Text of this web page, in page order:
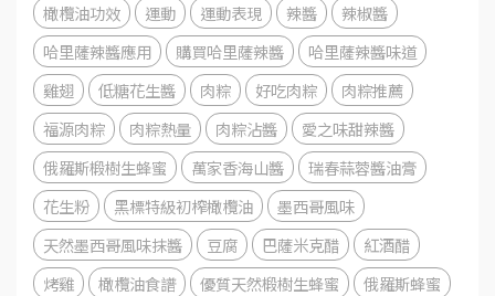
橄欖油功效 運動 運動表現 辣醬
辣椒醬
哈里薩辣醬應用
購買哈里薩辣醬
哈里薩辣醬味道
雞翅
低糖花生醬 肉粽 好吃肉粽
肉粽推薦
福源肉粽
肉粽熱量 肉粽沾醬
愛之味甜辣醬
俄羅斯椴樹生蜂蜜
萬家香海山醬
瑞春蒜蓉醬油膏
花生粉
黑標特級初榨橄欖油
墨西哥風味
天然墨西哥風味抹醬
豆腐 巴薩米克醋
紅酒醋
烤雞
橄欖油食譜 優質天然椴樹生蜂蜜
俄羅斯蜂蜜